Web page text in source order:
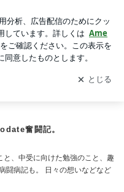
新通知
を受け取りまし
開く
奮闘記。
、中受に向けた勉強のこと、趣
闘病記も。 日々の想いなどなど